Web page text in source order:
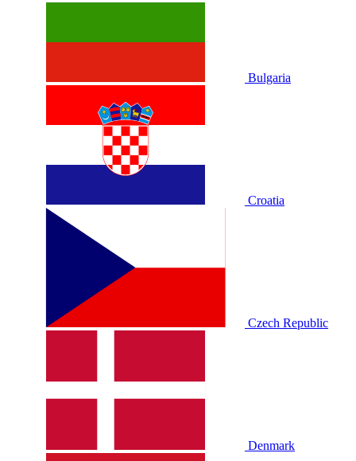
Bulgaria
Croatia
Czech Republic
Denmark